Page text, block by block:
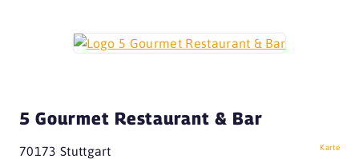
5 Gourmet Restaurant & Bar
70173 Stuttgart Karte